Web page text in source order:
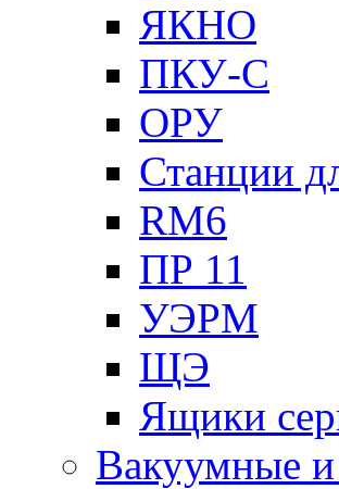
ЯКНО
ПКУ-С
ОРУ
Станции
RM6
ПР 11
УЭРМ
ЩЭ
Ящики
Вакуумные и